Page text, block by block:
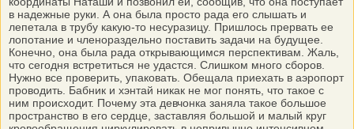
в надежные руки. А она была просто рада его слышать и
лепетала в трубу какую-то несуразицу. Пришлось прервать ее
лопотание и членораздельно поставить задачи на будущее.
Конечно, она была рада открывающимся перспективам. Жаль,
что сегодня встретиться не удастся. Слишком много сборов.
Нужно все проверить, упаковать. Обещала приехать в аэропорт
проводить. Бабник и хэнтай никак не мог понять, что такое с
ним происходит. Почему эта девчонка заняла такое большое
пространство в его сердце, заставляя большой и малый круг